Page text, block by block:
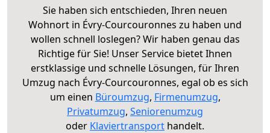
Sie haben sich entschieden, Ihren neuen
Wohnort in Évry-Courcouronnes zu haben und
wollen schnell loslegen? Wir haben genau das
Richtige für Sie! Unser Service bietet Ihnen
erstklassige und schnelle Lösungen, für Ihren
Umzug nach Évry-Courcouronnes, egal ob es sich
um einen Büroumzug, Firmenumzug,
Privatumzug, Seniorenumzug
oder Klaviertransport handelt.